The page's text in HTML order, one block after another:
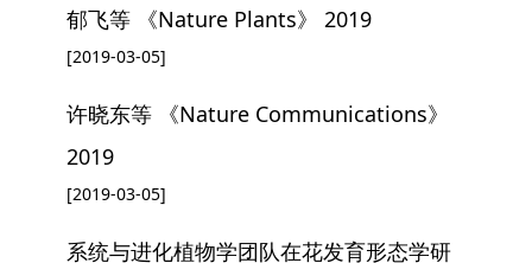
郁飞等 《Nature Plants》 2019
[2019-03-05]
许晓东等 《Nature Communications》
2019
[2019-03-05]
系统与进化植物学团队在花发育形态学研